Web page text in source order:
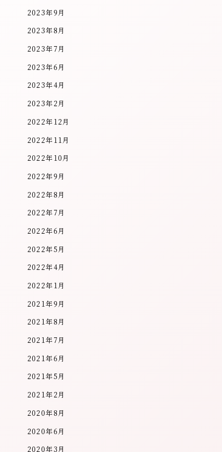
2023年9月
2023年8月
2023年7月
2023年6月
2023年4月
2023年2月
2022年12月
2022年11月
2022年10月
2022年9月
2022年8月
2022年7月
2022年6月
2022年5月
2022年4月
2022年1月
2021年9月
2021年8月
2021年7月
2021年6月
2021年5月
2021年2月
2020年8月
2020年6月
2020年3月